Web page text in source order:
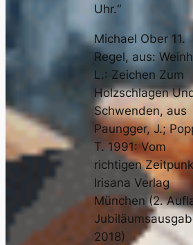
Uhr.“
Michael Ober 11.
Regel, aus:
L.: Zeichen Zum
Holzschlagen
Schwenden, aus
Paungger, J.;
T. 1991: Vom
richtigen
Irisana Verlag
München (2.
2018)